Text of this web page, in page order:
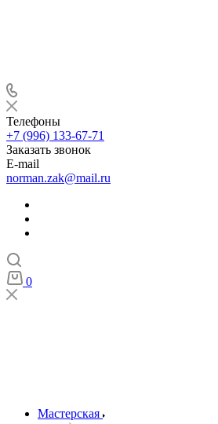
Телефоны
+7 (996) 133-67-71
Заказать звонок
E-mail
norman.zak@mail.ru
0
Мастерская